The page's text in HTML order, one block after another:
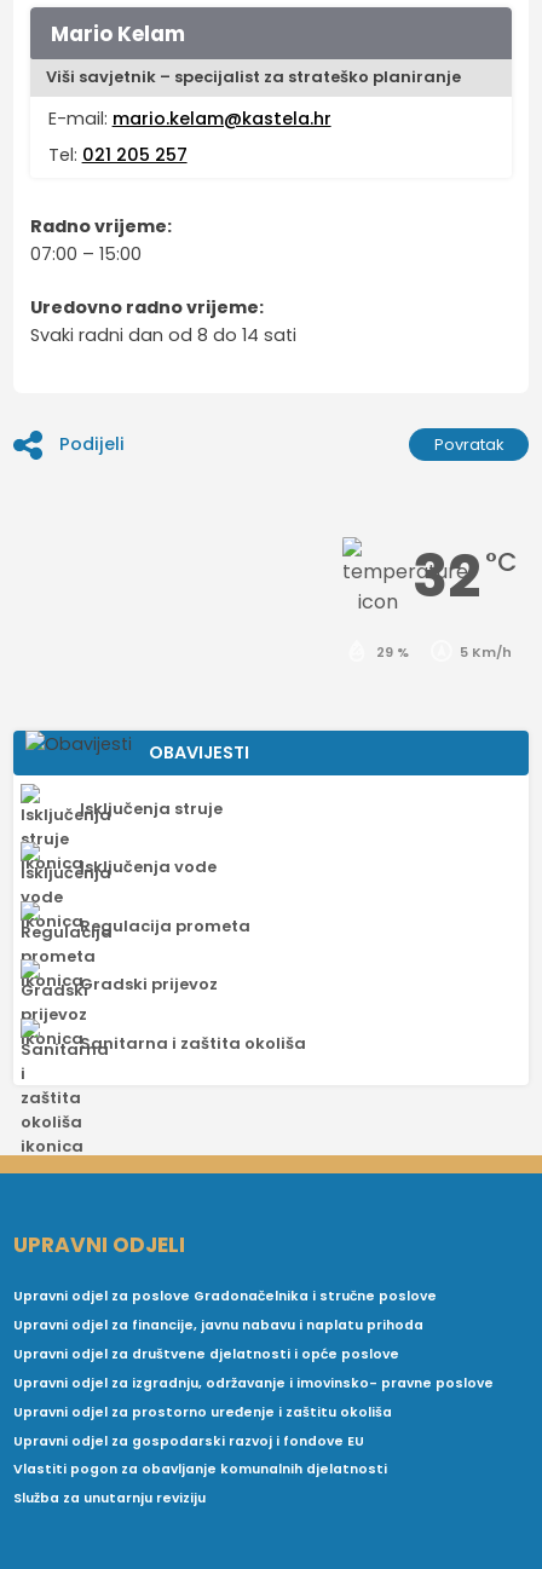
Mario Kelam
Viši savjetnik – specijalist za strateško planiranje
E-mail: mario.kelam@kastela.hr
Tel: 021 205 257
Radno vrijeme:
07:00 – 15:00
Uredovno radno vrijeme:
Svaki radni dan od 8 do 14 sati
Podijeli Povratak
32 °C
29 % 5 Km/h
OBAVIJESTI
Isključenja struje
Isključenja vode
Regulacija prometa
Gradski prijevoz
Sanitarna i zaštita okoliša
UPRAVNI ODJELI
Upravni odjel za poslove Gradonačelnika i stručne poslove
Upravni odjel za financije, javnu nabavu i naplatu prihoda
Upravni odjel za društvene djelatnosti i opće poslove
Upravni odjel za izgradnju, održavanje i imovinsko- pravne poslove
Upravni odjel za prostorno uređenje i zaštitu okoliša
Upravni odjel za gospodarski razvoj i fondove EU
Vlastiti pogon za obavljanje komunalnih djelatnosti
Služba za unutarnju reviziju